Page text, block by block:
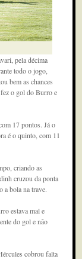
pela décima
todo o jogo,
bem as chances
o gol do Burro e
17 pontos. Já o
é o quinto, com 11
criando as
cruzou da ponta
a bola na trave.
estava mal e
do gol e não
cobrou falta